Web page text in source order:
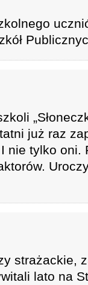
już raz
nie tylko oni.
strażackie,
lato na